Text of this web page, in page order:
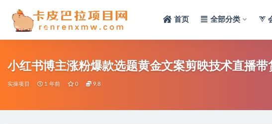
首页 全部分类
小红书博主涨粉爆款选题黄金文案剪映技术直播带
实操项目 1 年前 0 9.8